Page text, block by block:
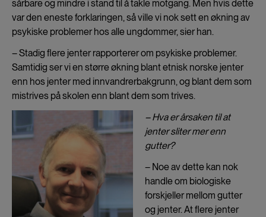
sårbare og mindre i stand til å takle motgang. Men hvis dette
var den eneste forklaringen, så ville vi nok sett en økning av
psykiske problemer hos alle ungdommer, sier han.
– Stadig flere jenter rapporterer om psykiske problemer.
Samtidig ser vi en større økning blant etnisk norske jenter
enn hos jenter med innvandrerbakgrunn, og blant dem som
mistrives på skolen enn blant dem som trives.
– Hva er årsaken til at
jenter sliter mer enn
gutter?
– Noe av dette kan nok
handle om biologiske
forskjeller mellom gutter
og jenter. At flere jenter